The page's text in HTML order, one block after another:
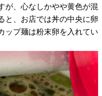
が、心なしかやや黄色が混
と、お店では丼の中央に卵
ップ麺は粉末卵を入れてい